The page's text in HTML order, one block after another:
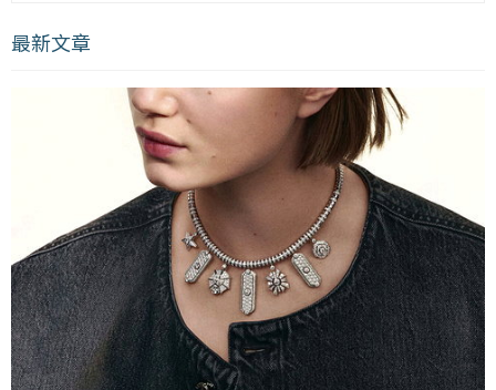
最新文章